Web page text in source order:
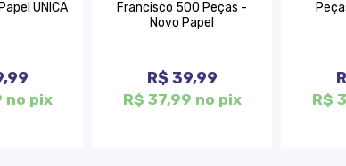
UNICA
no pix
Francisco 500 Peças -
Novo Papel
R$ 39,99
R$ 37,99 no pix R$